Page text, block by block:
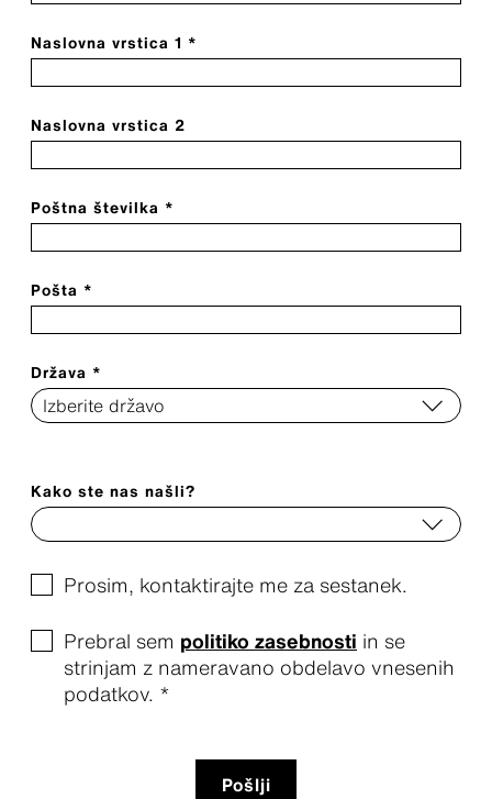
Naslovna vrstica 1 *
Naslovna vrstica 2
Poštna številka *
Pošta *
Država *
Kako ste nas našli?
Prosim, kontaktirajte me za sestanek.
Prebral sem politiko zasebnosti in se
strinjam z nameravano obdelavo vnesenih
podatkov. *
Pošlji